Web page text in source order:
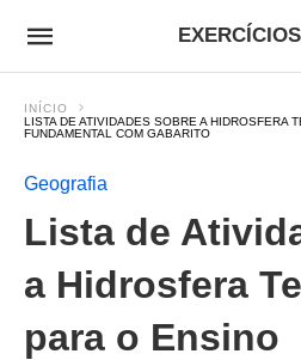
INÍCIO
LISTA DE ATIVIDADES SOBRE A HIDROSFERA
FUNDAMENTAL COM GABARITO
Geografia
Lista de
a Hidrosfera
para o Ensino